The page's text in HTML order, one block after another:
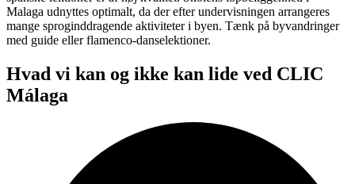
Malaga udnyttes optimalt, da der efter undervisningen arrangeres
mange sproginddragende aktiviteter i byen. Tænk på byvandringer
med guide eller flamenco-danselektioner.
Hvad vi kan og ikke kan lide ved CLIC
Málaga